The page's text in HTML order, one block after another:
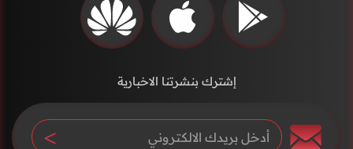
إشترك بنشرتنا الاخبارية